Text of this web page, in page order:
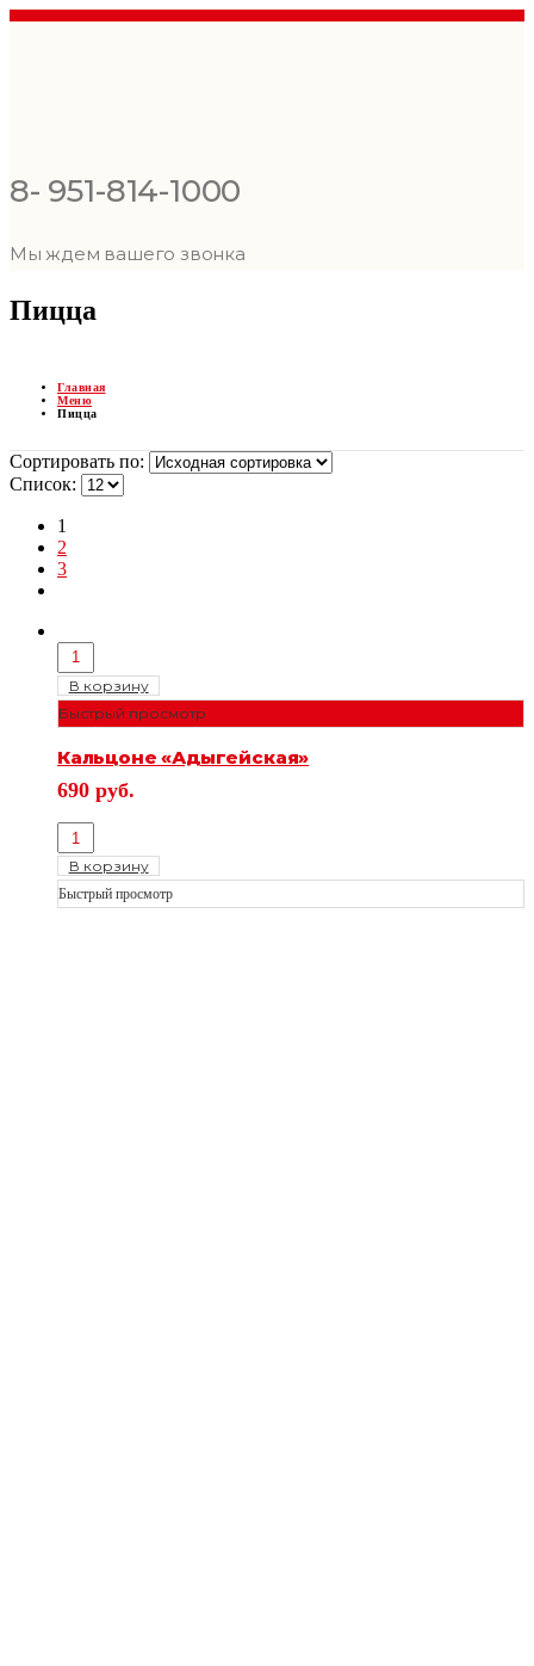
8- 951-814-1000
Мы ждем вашего звонка
Пицца
Главная
Меню
Пицца
Сортировать по:
Список:
1
2
3
В корзину
Быстрый просмотр
Кальцоне «Адыгейская»
690 руб.
В корзину
Быстрый просмотр